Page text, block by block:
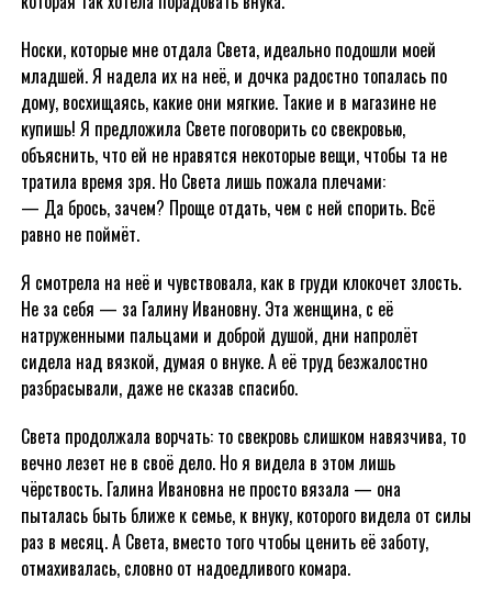
Носки, которые мне отдала Света, идеально подошли моей
младшей. Я надела их на неё, и дочка радостно топалась по
дому, восхищаясь, какие они мягкие. Такие и в магазине не
купишь! Я предложила Свете поговорить со свекровью,
объяснить, что ей не нравятся некоторые вещи, чтобы та не
тратила время зря. Но Света лишь пожала плечами:
— Да брось, зачем? Проще отдать, чем с ней спорить. Всё
равно не поймёт.
Я смотрела на неё и чувствовала, как в груди клокочет злость.
Не за себя — за Галину Ивановну. Эта женщина, с её
натруженными пальцами и доброй душой, дни напролёт
сидела над вязкой, думая о внуке. А её труд безжалостно
разбрасывали, даже не сказав спасибо.
Света продолжала ворчать: то свекровь слишком навязчива, то
вечно лезет не в своё дело. Но я видела в этом лишь
чёрствость. Галина Ивановна не просто вязала — она
пыталась быть ближе к семье, к внуку, которого видела от силы
раз в месяц. А Света, вместо того чтобы ценить её заботу,
отмахивалась, словно от надоедливого комара.